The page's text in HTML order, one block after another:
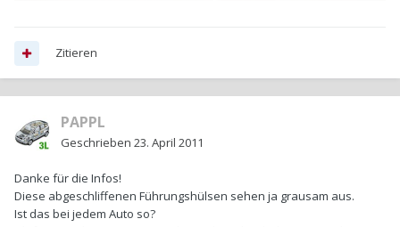
Zitieren
PAPPL
Geschrieben 23. April 2011
Danke für die Infos!
Diese abgeschliffenen Führungshülsen sehen ja grausam aus.
Ist das bei jedem Auto so?